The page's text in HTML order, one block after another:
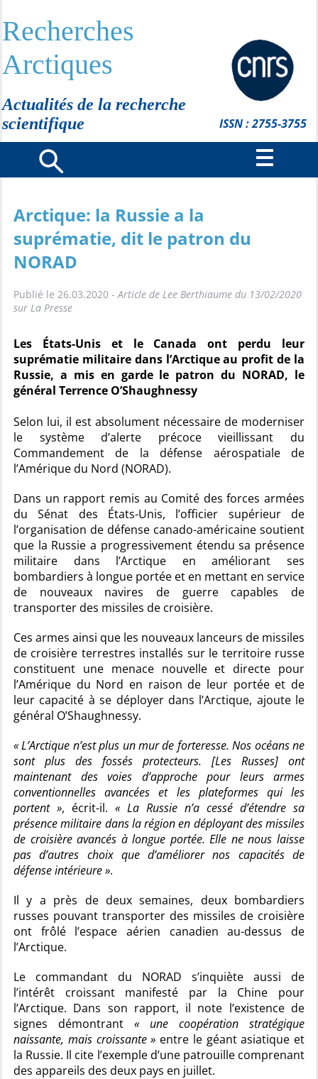
Recherches
Arctiques
Actualités de la recherche
scientifique
ISSN : 2755-3755
Arctique: la Russie a la
suprématie, dit le patron du
NORAD
Publié le 26.03.2020 -Article de Lee Berthiaume du 13/02/2020
sur La Presse
Les États-Unis et le Canada ont perdu leur
suprématie militaire dans l’Arctique au profit de la
Russie, a mis en garde le patron du NORAD, le
général Terrence O’Shaughnessy
Selon lui, il est absolument nécessaire de moderniser
le système d’alerte précoce vieillissant du
Commandement de la défense aérospatiale de
l’Amérique du Nord (NORAD).
Dans un rapport remis au Comité des forces armées
du Sénat des États-Unis, l’officier supérieur de
l’organisation de défense canado-américaine soutient
que la Russie a progressivement étendu sa présence
militaire dans l’Arctique en améliorant ses
bombardiers à longue portée et en mettant en service
de nouveaux navires de guerre capables de
transporter des missiles de croisière.
Ces armes ainsi que les nouveaux lanceurs de missiles
de croisière terrestres installés sur le territoire russe
constituent une menace nouvelle et directe pour
l’Amérique du Nord en raison de leur portée et de
leur capacité à se déployer dans l’Arctique, ajoute le
général O’Shaughnessy.
« L’Arctique n’est plus un mur de forteresse. Nos océans ne
sont plus des fossés protecteurs. [Les Russes] ont
maintenant des voies d’approche pour leurs armes
conventionnelles avancées et les plateformes qui les
portent », écrit-il. « La Russie n’a cessé d’étendre sa
présence militaire dans la région en déployant des missiles
de croisière avancés à longue portée. Elle ne nous laisse
pas d’autres choix que d’améliorer nos capacités de
défense intérieure ».
Il y a près de deux semaines, deux bombardiers
russes pouvant transporter des missiles de croisière
ont frôlé l’espace aérien canadien au-dessus de
l’Arctique.
Le commandant du NORAD s’inquiète aussi de
l’intérêt croissant manifesté par la Chine pour
l’Arctique. Dans son rapport, il note l’existence de
signes démontrant « une coopération stratégique
naissante, mais croissante » entre le géant asiatique et
la Russie. Il cite l’exemple d’une patrouille comprenant
des appareils des deux pays en juillet.